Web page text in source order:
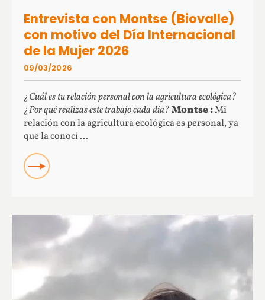
Entrevista con Montse (Biovalle)
con motivo del Día Internacional
de la Mujer 2026
¿Cuál es tu relación personal con la agricultura ecológica?
¿Por qué realizas este trabajo cada día?Montse :Mi
relación con la agricultura ecológica es personal, ya
que la conocí ...
READ
09/03/2026